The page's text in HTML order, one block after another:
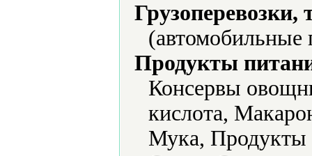
(автомобильные
Продукты
Консервы
кислота,
Мука, Продукты